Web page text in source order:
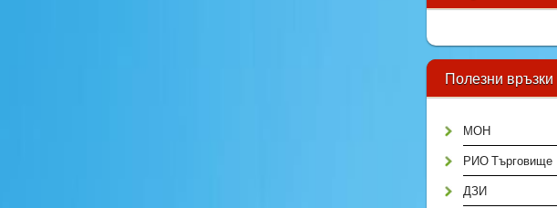
Полезни връзки
МОН
РИО Търговище
ДЗИ